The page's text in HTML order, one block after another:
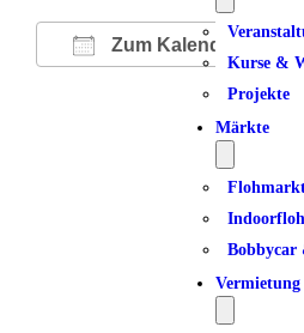
Kurse &
Projekte
Märkte
Vermietung
Zum Kalender
ICS herunterladen
Google Kalender
iCalendar
Office